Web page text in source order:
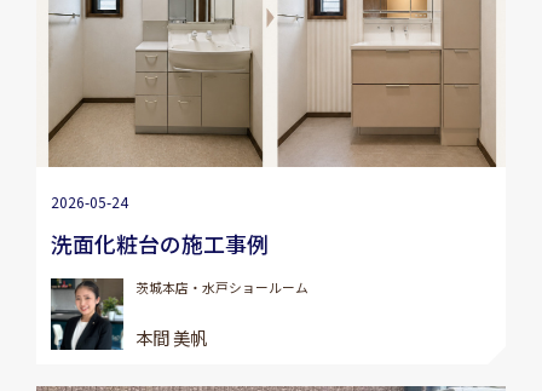
2026-05-24
洗面化粧台の施工事例
茨城本店・水戸ショールーム
本間 美帆